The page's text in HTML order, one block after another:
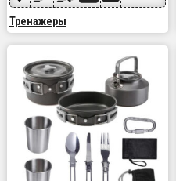
Тренажеры